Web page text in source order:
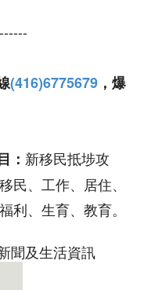
(416)6775679 ，爆
： 新移民抵埗攻
民、工作、居住、
利、生育、教育。
聞及生活資訊